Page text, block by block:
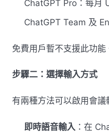
ChatGPT Pro：每月
ChatGPT Team 及
免費用戶暫不支援此功能
步驟二：選擇輸入方式
有兩種方法可以啟用會議
即時語音輸入 ：在